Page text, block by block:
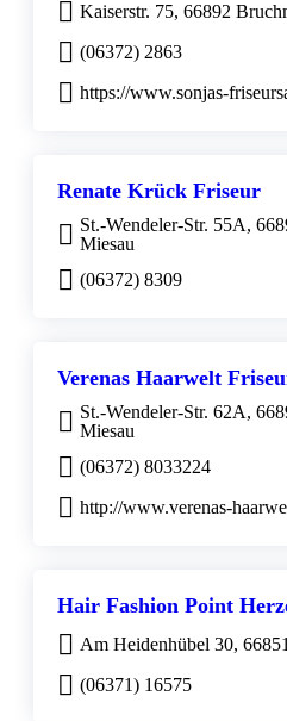
Kaiserstr. 75, 66892
(06372) 2863
https://www.sonjas-
Renate Krück Friseur
St.-Wendeler-Str. 55A,
Miesau
(06372) 8309
Verenas Haarwelt
St.-Wendeler-Str. 62A,
Miesau
(06372) 8033224
http://www.verenas-
Hair Fashion Point
Am Heidenhübel 30,
(06371) 16575